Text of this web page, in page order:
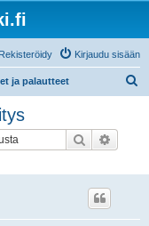
Kirjaudu sisään
Rekisteröidy
ja palautteet
Etsi